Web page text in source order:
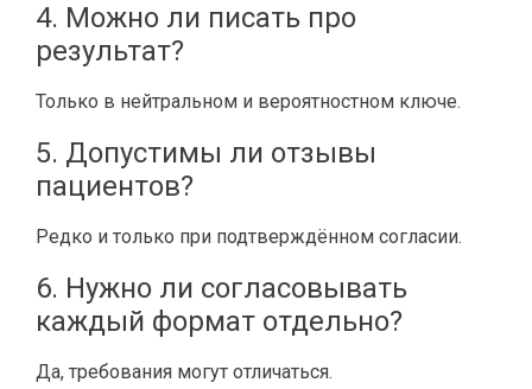
4. Можно ли писать про
результат?
Только в нейтральном и вероятностном ключе.
5. Допустимы ли отзывы
пациентов?
Редко и только при подтверждённом согласии.
6. Нужно ли согласовывать
каждый формат отдельно?
Да, требования могут отличаться.